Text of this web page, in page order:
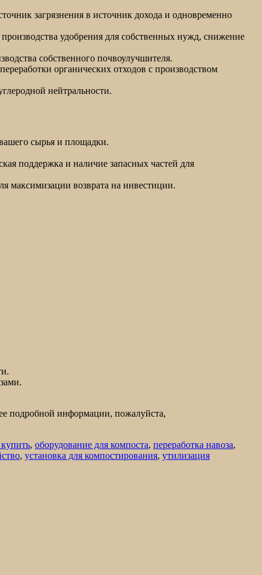
загрязнения в источник дохода и одновременно
удобрения для собственных нужд, снижение
собственного почвоулучшителя.
органических отходов с производством
нейтральности.
сырья и площадки.
поддержка и наличие запасных частей для
максимизации возврата на инвестиции.
подробной информации, пожалуйста,
, оборудование для компоста, переработка навоза,
, установка для компостирования, утилизация